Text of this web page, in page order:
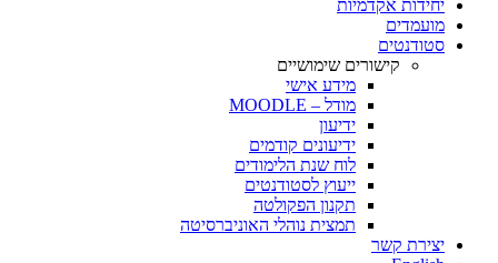
יחידות אקדמיות
מועמדים
סטודנטים
קישורים שימושיים
מידע אישי
מודל – MOODLE
ידיעון
ידיעונים קודמים
לוח שנת הלימודים
ייעוץ לסטודנטים
תקנון הפקולטה
תמצית נוהלי האוניברסיטה
יצירת קשר